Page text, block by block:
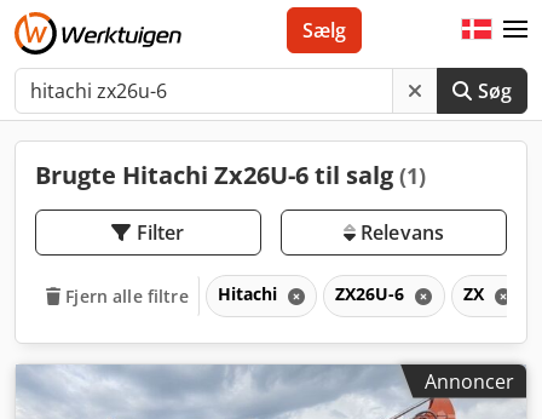
Søg
Sælg
Brugte Hitachi Zx26U-6 til salg (1)
Filter Relevans
Fjern alle filtre Hitachi ZX26U-6 ZX
Annoncer